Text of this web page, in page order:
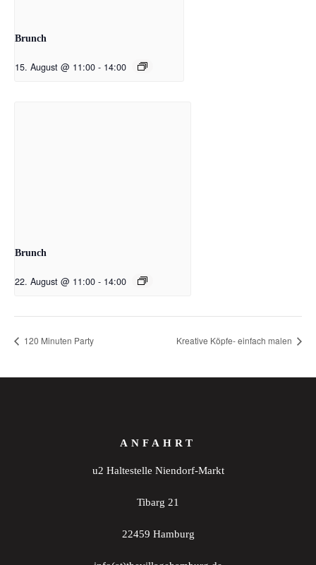
Brunch
15. August @ 11:00 - 14:00
Brunch
22. August @ 11:00 - 14:00
120 Minuten Party Kreative Köpfe- einfach malen
ANFAHRT
u2 Haltestelle Niendorf-Markt
Tibarg 21
22459 Hamburg